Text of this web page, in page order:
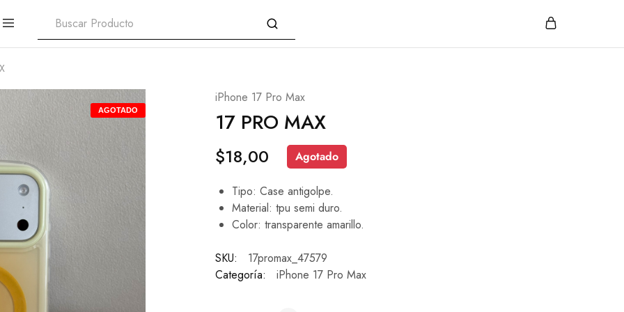
AGOTADO
iPhone 17 Pro Max
17 PRO MAX
$18,00 Agotado
Tipo: Case antigolpe.
Material: tpu semi duro.
Color: transparente amarillo.
SKU:
17promax_47579
Categoría:
iPhone 17 Pro Max